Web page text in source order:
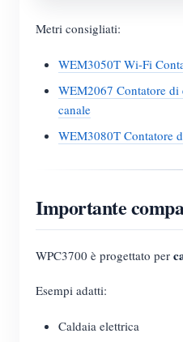
Metri consigliati:
WEM3050T Wi-Fi
WEM2067 Contatore
canale
WEM3080T Contatore
Importante
WPC3700 è progettato per
Esempi adatti:
Caldaia elettrica